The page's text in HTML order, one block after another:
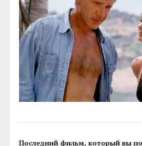
Последний фильм, который вы